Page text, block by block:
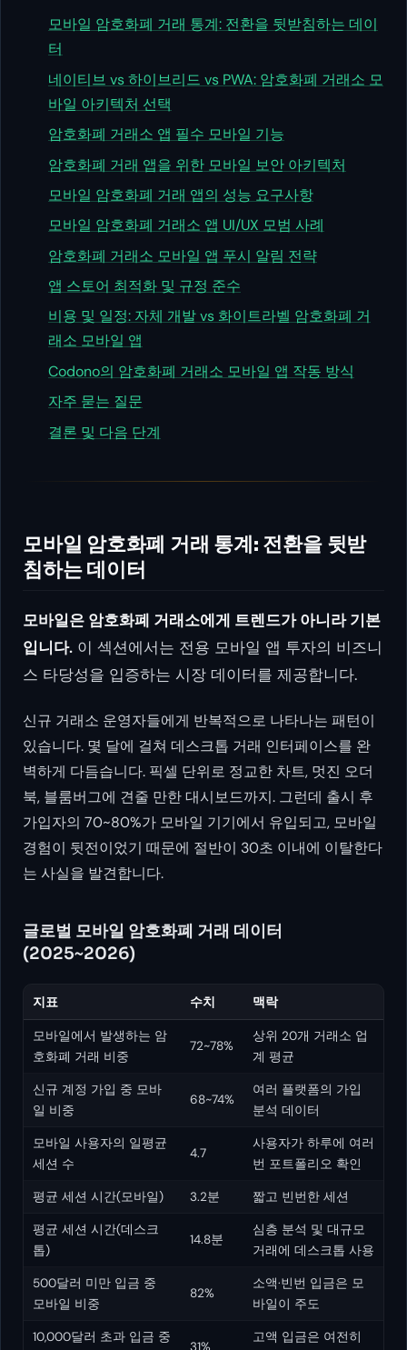
모바일 암호화폐 거래 통계: 전환을 뒷받침하는 데이
터
네이티브 vs 하이브리드 vs PWA: 암호화폐 거래소 모
바일 아키텍처 선택
암호화폐 거래소 앱 필수 모바일 기능
암호화폐 거래 앱을 위한 모바일 보안 아키텍처
모바일 암호화폐 거래 앱의 성능 요구사항
모바일 암호화폐 거래소 앱 UI/UX 모범 사례
암호화폐 거래소 모바일 앱 푸시 알림 전략
앱 스토어 최적화 및 규정 준수
비용 및 일정: 자체 개발 vs 화이트라벨 암호화폐 거
래소 모바일 앱
Codono의 암호화폐 거래소 모바일 앱 작동 방식
자주 묻는 질문
결론 및 다음 단계
모바일 암호화폐 거래 통계: 전환을 뒷받
침하는 데이터
모바일은 암호화폐 거래소에게 트렌드가 아니라 기본
입니다. 이 섹션에서는 전용 모바일 앱 투자의 비즈니
스 타당성을 입증하는 시장 데이터를 제공합니다.
신규 거래소 운영자들에게 반복적으로 나타나는 패턴이
있습니다. 몇 달에 걸쳐 데스크톱 거래 인터페이스를 완
벽하게 다듬습니다. 픽셀 단위로 정교한 차트, 멋진 오더
북, 블룸버그에 견줄 만한 대시보드까지. 그런데 출시 후
가입자의 70~80%가 모바일 기기에서 유입되고, 모바일
경험이 뒷전이었기 때문에 절반이 30초 이내에 이탈한다
는 사실을 발견합니다.
글로벌 모바일 암호화폐 거래 데이터
(2025~2026)
지표 수치 맥락
모바일에서 발생하는 암
호화폐 거래 비중
72~78%
상위 20개 거래소 업
계 평균
신규 계정 가입 중 모바
일 비중
68~74%
여러 플랫폼의 가입
분석 데이터
모바일 사용자의 일평균
세션 수
4.7
사용자가 하루에 여러
번 포트폴리오 확인
평균 세션 시간(모바일) 3.2분 짧고 빈번한 세션
평균 세션 시간(데스크
톱)
14.8분
심층 분석 및 대규모
거래에 데스크톱 사용
500달러 미만 입금 중
모바일 비중
82%
소액·빈번 입금은 모
바일이 주도
10,000달러 초과 입금 중
31%
고액 입금은 여전히